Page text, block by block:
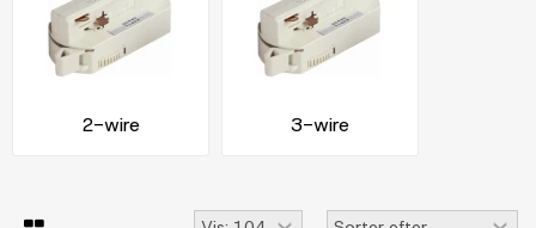
2-wire 3-wire